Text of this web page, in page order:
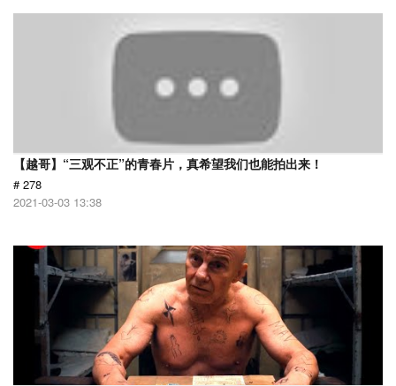
【越哥】“三观不正”的青春片，真希望我们也能拍出来！
# 278
2021-03-03 13:38